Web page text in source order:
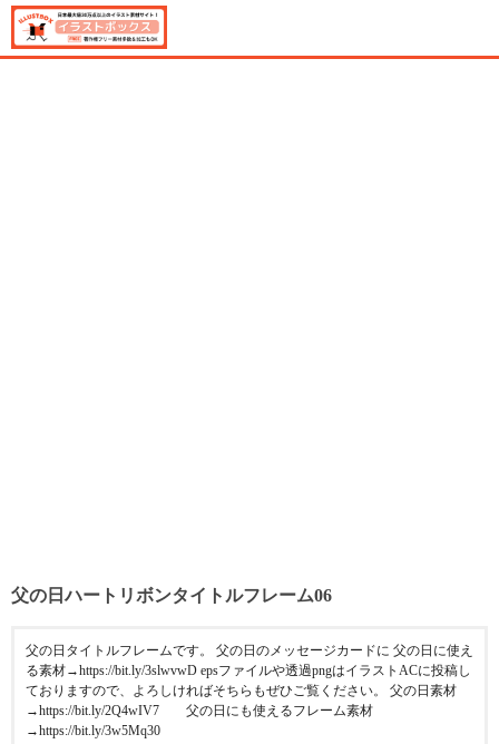
父の日ハートリボンタイトルフレーム06
父の日タイトルフレームです。 父の日のメッセージカードに 父の日に使え
る素材→https://bit.ly/3slwvwD epsファイルや透過pngはイラストACに投稿し
ておりますので、よろしければそちらもぜひご覧ください。 父の日素材
→https://bit.ly/2Q4wIV7 父の日にも使えるフレーム素材
→https://bit.ly/3w5Mq30